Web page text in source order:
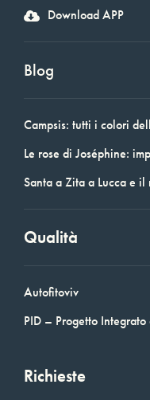
Download APP
Blog
Campsis: tutti i colori
Le rose di Joséphine:
Santa a Zita a Lucca e
Qualità
Autofitoviv
PID – Progetto
Richieste